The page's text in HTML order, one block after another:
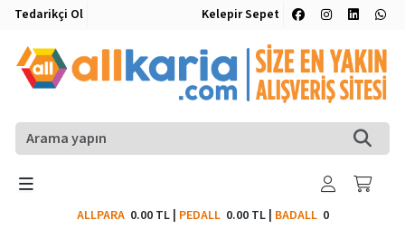
Tedarikçi Ol Kelepir Sepet
ALLPARA 0.00 TL| PEDALL 0.00 TL| BADALL0